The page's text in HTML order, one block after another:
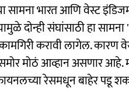
भारत आणि वेस्ट
दोन्ही संघांसाठी हा सामना
करावी लागेल. कारण
मोठं आव्हान असणार आहे.
रेसमधून बाहेर पडू